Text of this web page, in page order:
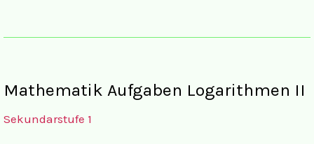
Aufgaben
IIMathematik Aufgaben Logarithmen II
Sekundarstufe 1